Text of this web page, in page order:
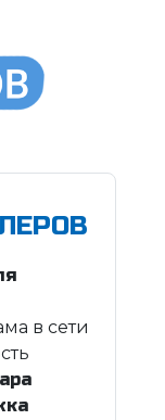
в сети